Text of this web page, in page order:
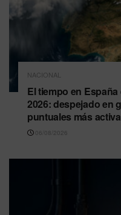
NACIONAL
El tiempo en
2026: despejado en
puntuales más
06/08/2026